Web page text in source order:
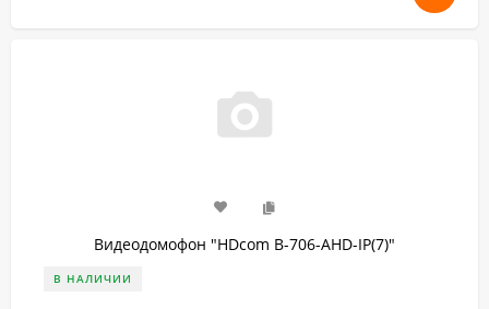
Видеодомофон "HDcom B-706-AHD-IP(7)"
В НАЛИЧИИ